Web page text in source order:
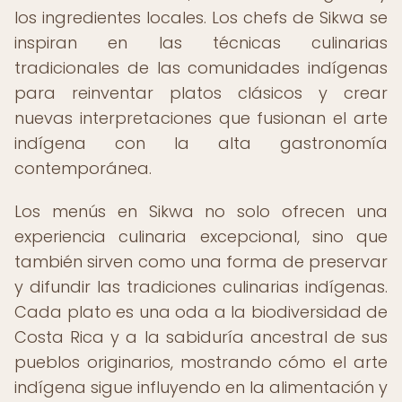
los ingredientes locales. Los chefs de Sikwa se
inspiran en las técnicas culinarias
tradicionales de las comunidades indígenas
para reinventar platos clásicos y crear
nuevas interpretaciones que fusionan el arte
indígena con la alta gastronomía
contemporánea.
Los menús en Sikwa no solo ofrecen una
experiencia culinaria excepcional, sino que
también sirven como una forma de preservar
y difundir las tradiciones culinarias indígenas.
Cada plato es una oda a la biodiversidad de
Costa Rica y a la sabiduría ancestral de sus
pueblos originarios, mostrando cómo el arte
indígena sigue influyendo en la alimentación y